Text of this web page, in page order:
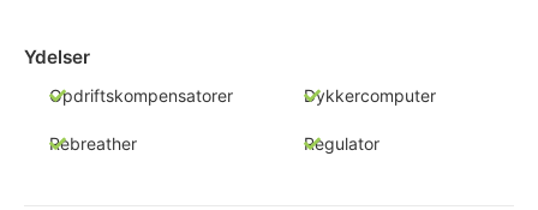
Ydelser
Opdriftskompensatorer Dykkercomputer
Rebreather Regulator